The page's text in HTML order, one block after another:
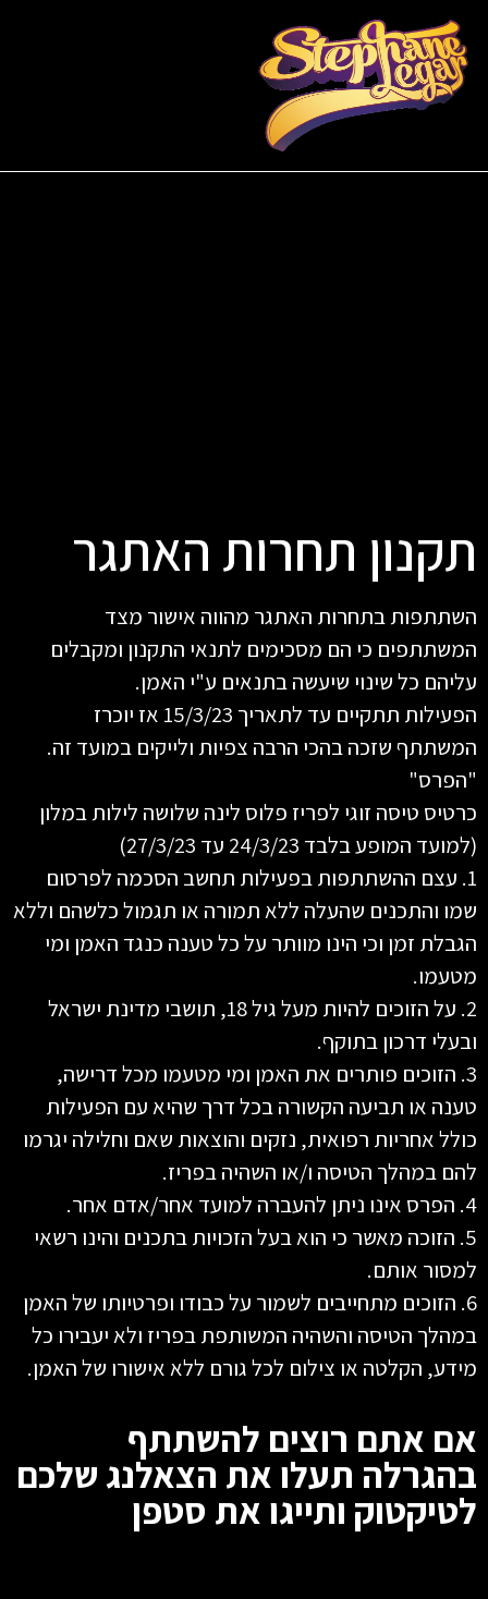
תקנון תחרות האתגר
השתתפות בתחרות האתגר מהווה אישור מצד
המשתתפים כי הם מסכימים לתנאי התקנון ומקבלים
עליהם כל שינוי שיעשה בתנאים ע"י האמן.
הפעילות תתקיים עד לתאריך 15/3/23 אז יוכרז
המשתתף שזכה בהכי הרבה צפיות ולייקים במועד זה.
"הפרס"
כרטיס טיסה זוגי לפריז פלוס לינה שלושה לילות במלון
(למועד המופע בלבד 24/3/23 עד 27/3/23)
1. עצם ההשתתפות בפעילות תחשב הסכמה לפרסום
שמו והתכנים שהעלה ללא תמורה או תגמול כלשהם וללא
הגבלת זמן וכי הינו מוותר על כל טענה כנגד האמן ומי
מטעמו.
2. על הזוכים להיות מעל גיל 18, תושבי מדינת ישראל
ובעלי דרכון בתוקף.
3. הזוכים פותרים את האמן ומי מטעמו מכל דרישה,
טענה או תביעה הקשורה בכל דרך שהיא עם הפעילות
כולל אחריות רפואית, נזקים והוצאות שאם וחלילה יגרמו
להם במהלך הטיסה ו/או השהיה בפריז.
4. הפרס אינו ניתן להעברה למועד אחר/אדם אחר.
5. הזוכה מאשר כי הוא בעל הזכויות בתכנים והינו רשאי
למסור אותם.
6. הזוכים מתחייבים לשמור על כבודו ופרטיותו של האמן
במהלך הטיסה והשהיה המשותפת בפריז ולא יעבירו כל
מידע, הקלטה או צילום לכל גורם ללא אישורו של האמן.
אם אתם רוצים להשתתף
בהגרלה תעלו את הצאלנג שלכם
לטיקטוק ותייגו את סטפן